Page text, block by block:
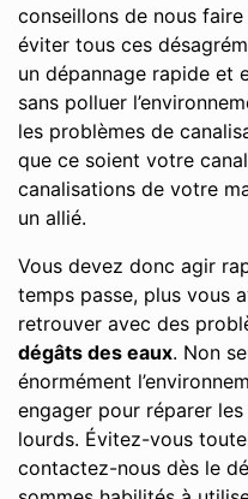
conseillons de nous
éviter tous ces
un dépannage rapide et
sans polluer
les problèmes de
que ce soient votre
canalisations de votre
un allié.
Vous devez donc agir
temps passe, plus vous
retrouver avec des
dégâts des eaux. Non
énormément
engager pour réparer
lourds. Évitez-vous
contactez-nous dès le